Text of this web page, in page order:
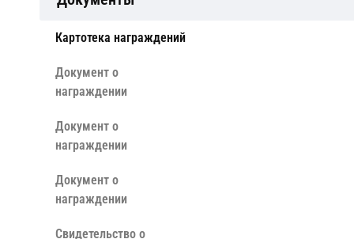
Картотека награждений
Документ о
награждении
Документ о
награждении
Документ о
награждении
Свидетельство о